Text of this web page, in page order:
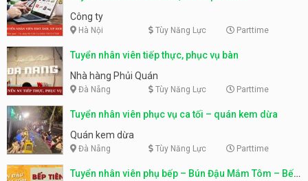
Công ty
Hà Nội Tùy Năng Lực Parttime
Tuyển nhân viên tiếp thực, phục vụ bàn
Nhà hàng Phủi Quán
Đà Nẵng Tùy Năng Lực Parttime
Tuyển nhân viên phục vụ ca tối – quán kem dừa
Quán kem dừa
Đà Nẵng Tùy Năng Lực Parttime
Tuyển nhân viên phụ bếp – Bún Đậu Mắm Tôm – Bếp